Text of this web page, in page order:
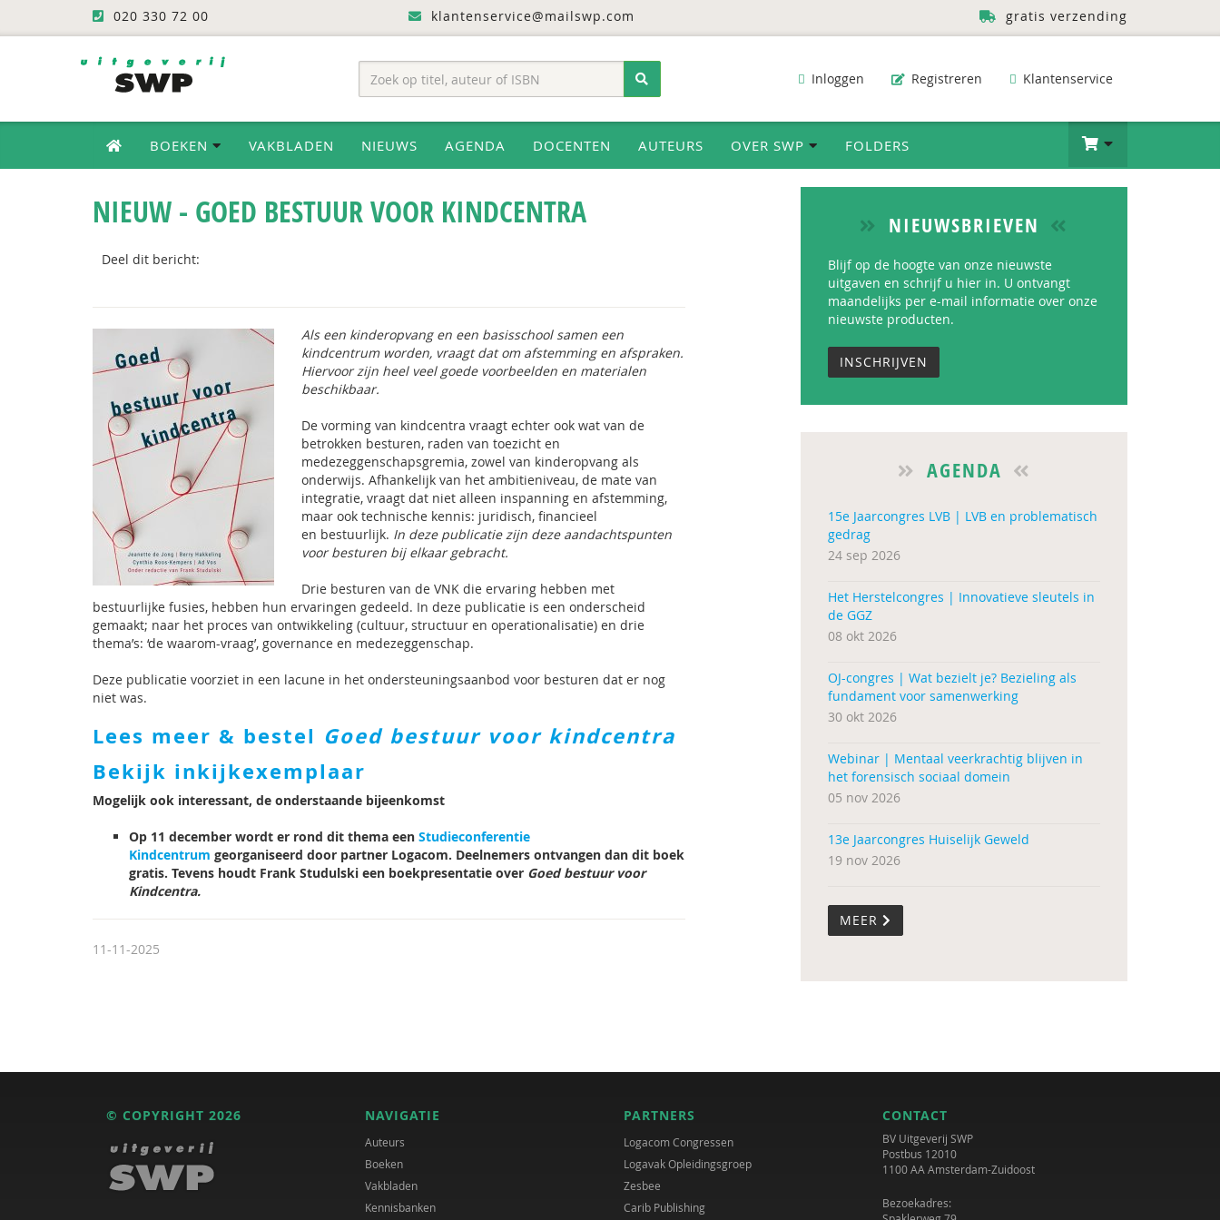
020 330 72 00 klantenservice@mailswp.com gratis verzending
Inloggen Registreren Klantenservice
BOEKEN VAKBLADEN NIEUWS AGENDA DOCENTEN AUTEURS OVER SWP FOLDERS
NIEUW - GOED BESTUUR VOOR KINDCENTRA
Deel dit bericht:
Als een kinderopvang en een basisschool samen een
kindcentrum worden, vraagt dat om afstemming en afspraken.
Hiervoor zijn heel veel goede voorbeelden en materialen
beschikbaar.
De vorming van kindcentra vraagt echter ook wat van de
betrokken besturen, raden van toezicht en
medezeggenschapsgremia, zowel van kinderopvang als
onderwijs. Afhankelijk van het ambitieniveau, de mate van
integratie, vraagt dat niet alleen inspanning en afstemming,
maar ook technische kennis: juridisch, financieel
en bestuurlijk. In deze publicatie zijn deze aandachtspunten
voor besturen bij elkaar gebracht.
Drie besturen van de VNK die ervaring hebben met
bestuurlijke fusies, hebben hun ervaringen gedeeld. In deze publicatie is een onderscheid
gemaakt; naar het proces van ontwikkeling (cultuur, structuur en operationalisatie) en drie
thema’s: ‘de waarom-vraag’, governance en medezeggenschap.
Deze publicatie voorziet in een lacune in het ondersteuningsaanbod voor besturen dat er nog
niet was.
Lees meer & bestel Goed bestuur voor kindcentra
Bekijk inkijkexemplaar
Mogelijk ook interessant, de onderstaande bijeenkomst
Op 11 december wordt er rond dit thema een Studieconferentie
Kindcentrum georganiseerd door partner Logacom. Deelnemers ontvangen dan dit boek
gratis. Tevens houdt Frank Studulski een boekpresentatie over Goed bestuur voor
Kindcentra.
11-11-2025
NIEUWSBRIEVEN
Blijf op de hoogte van onze nieuwste
uitgaven en schrijf u hier in. U ontvangt
maandelijks per e-mail informatie over onze
nieuwste producten.
INSCHRIJVEN
AGENDA
15e Jaarcongres LVB | LVB en problematisch
gedrag
24 sep 2026
Het Herstelcongres | Innovatieve sleutels in
de GGZ
08 okt 2026
OJ-congres | Wat bezielt je? Bezieling als
fundament voor samenwerking
30 okt 2026
Webinar | Mentaal veerkrachtig blijven in
het forensisch sociaal domein
05 nov 2026
13e Jaarcongres Huiselijk Geweld
19 nov 2026
MEER
© COPYRIGHT 2026 NAVIGATIE
Auteurs
Boeken
Vakbladen
Kennisbanken
PARTNERS
Logacom Congressen
Logavak Opleidingsgroep
Zesbee
Carib Publishing
CONTACT
BV Uitgeverij SWP
Postbus 12010
1100 AA Amsterdam-Zuidoost
Bezoekadres: